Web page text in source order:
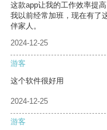
这款app让我的工作效率提
我以前经常加班，现在有了
伴家人。
2024-12-25
游客
这个软件很好用
2024-12-25
游客